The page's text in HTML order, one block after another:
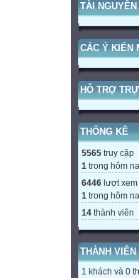
TÀI
CÁC Ý KIẾN
HỖ TRỢ
THỐNG KÊ
5565 truy cập
1 trong hôm
6446 lượt xem
1 trong hôm
14 thành viên
THÀNH VIÊN
1 khách và 0